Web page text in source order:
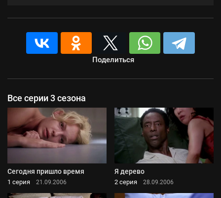
Поделиться
Все серии 3 сезона
Сегодня пришло время
1 серия 21.09.2006
Я дерево
2 серия 28.09.2006